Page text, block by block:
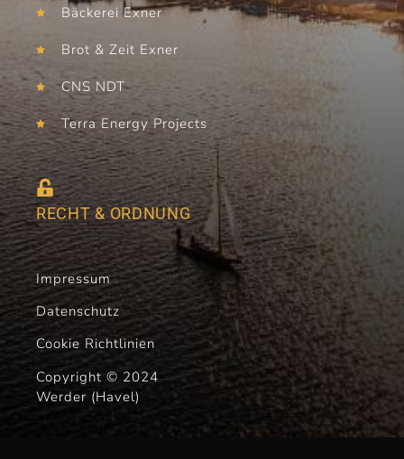
Bäckerei Exner
Brot & Zeit Exner
CNS NDT
Terra Energy Projects
RECHT & ORDNUNG
Impressum
Datenschutz
Cookie Richtlinien
Copyright © 2024
Werder (Havel)